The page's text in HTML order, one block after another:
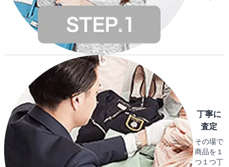
丁寧に
査定
その場で
商品を１
つ１つ丁